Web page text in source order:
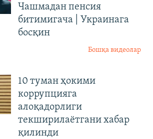
Чашмадан пенсия
битимигача | Украинага
босқин
Бошқа видеолар
10 туман ҳокими
коррупцияга
алоқадорлиги
текширилаётгани хабар
қилинди